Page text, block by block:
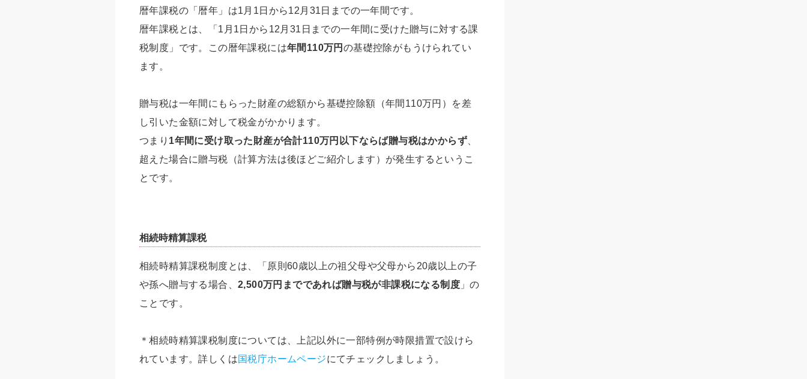
暦年課税の「暦年」は1月1日から12月31日までの一年間です。
暦年課税とは、「1月1日から12月31日までの一年間に受けた贈与に対する課
税制度」です。この暦年課税には年間110万円 の基礎控除がもうけられてい
ます。
贈与税は一年間にもらった財産の総額から基礎控除額（年間110万円）を差
し引いた金額に対して税金がかかります。
つまり 1年間に受け取った財産が合計110万円以下ならば贈与税はかからず
超えた場合に贈与税（計算方法は後ほどご紹介します）が発生するというこ
とです。
相続時精算課税
相続時精算課税制度とは、「原則60歳以上の祖父母や父母から20歳以上の子
や孫へ贈与する場合、 2,500万円までであれば贈与税が非課税になる制度 」の
ことです。
＊相続時精算課税制度については、上記以外に一部特例が時限措置で設けら
れています。詳しくは国税庁ホームページにてチェックしましょう。